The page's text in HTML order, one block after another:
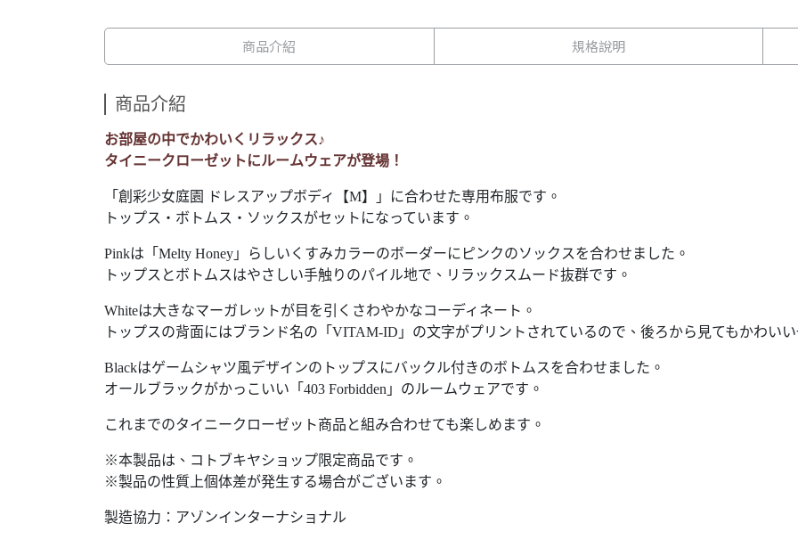
商品介紹 規格說明
商品介紹
お部屋の中でかわいくリラックス♪
タイニークローゼットにルームウェアが登場！
「創彩少女庭園 ドレスアップボディ【M】」に合わせた専用布服です。
トップス・ボトムス・ソックスがセットになっています。
Pinkは「Melty Honey」らしいくすみカラーのボーダーにピンクのソックスを合わせました。
トップスとボトムスはやさしい手触りのパイル地で、リラックスムード抜群です。
Whiteは大きなマーガレットが目を引くさわやかなコーディネート。
トップスの背面にはブランド名の「VITAM-ID」の文字がプリントされているので、後ろから見てもかわいい
Blackはゲームシャツ風デザインのトップスにバックル付きのボトムスを合わせました。
オールブラックがかっこいい「403 Forbidden」のルームウェアです。
これまでのタイニークローゼット商品と組み合わせても楽しめます。
※本製品は、コトブキヤショップ限定商品です。
※製品の性質上個体差が発生する場合がございます。
製造協力：アゾンインターナショナル